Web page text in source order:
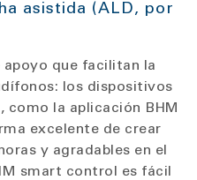
asistida (ALD, por
que facilitan la
los dispositivos
como la aplicación BHM
excelente de crear
y agradables en el
smart control es fácil